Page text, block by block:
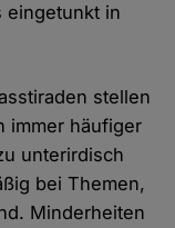
eingetunkt in
stellen
immer häufiger
unterirdisch
bei Themen,
Minderheiten